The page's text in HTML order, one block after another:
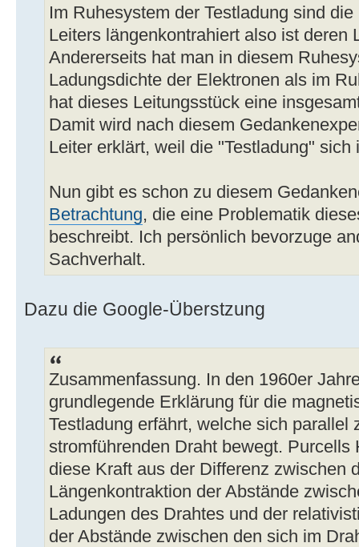
Im Ruhesystem der Testladung sind
Leiters längenkontrahiert also ist deren
Andererseits hat man in diesem
Ladungsdichte der Elektronen als im
hat dieses Leitungsstück eine
Damit wird nach diesem
Leiter erklärt, weil die "Testladung"
Nun gibt es schon zu diesem
Betrachtung, die eine Problematik
beschreibt. Ich persönlich bevorzuge
Sachverhalt.
Dazu die Google-Überstzung
Zusammenfassung. In den 1960er
grundlegende Erklärung für die
Testladung erfährt, welche sich parallel
stromführenden Draht bewegt. Purcells
diese Kraft aus der Differenz zwischen
Längenkontraktion der Abstände
Ladungen des Drahtes und der
der Abstände zwischen den sich im